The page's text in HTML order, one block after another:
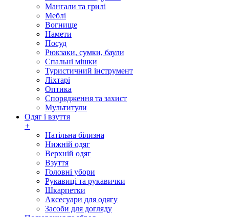
Мангали та грилі
Меблі
Вогнище
Намети
Посуд
Рюкзаки, сумки, баули
Спальні мішки
Туристичний інструмент
Ліхтарі
Оптика
Спорядження та захист
Мультитули
Одяг і взуття
+
Натільна білизна
Нижній одяг
Верхній одяг
Взуття
Головні убори
Рукавиці та рукавички
Шкарпетки
Аксесуари для одягу
Засоби для догляду